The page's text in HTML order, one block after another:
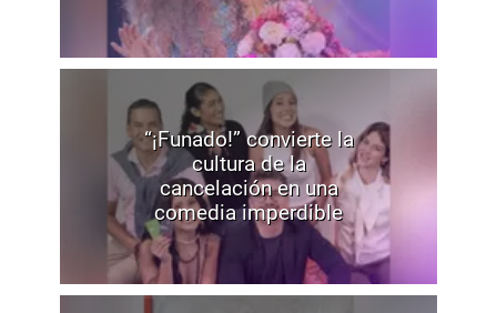
“¡Funado!” convierte la
cultura de la
cancelación en una
comedia imperdible